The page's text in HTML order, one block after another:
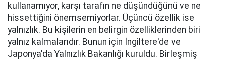
kullanamıyor, karşı tarafın ne düşündüğünü ve ne
hissettiğini önemsemiyorlar. Üçüncü özellik ise
yalnızlık. Bu kişilerin en belirgin özelliklerinden biri
yalnız kalmalarıdır. Bunun için İngiltere'de ve
Japonya'da Yalnızlık Bakanlığı kuruldu. Birleşmiş